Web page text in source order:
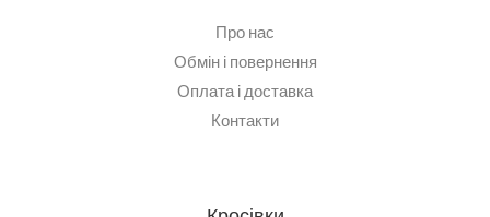
Про нас
Обмін і повернення
Оплата і доставка
Контакти